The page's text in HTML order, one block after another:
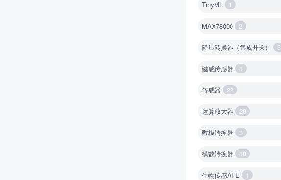
TinyML 1
MAX78000 2
降压转换器（集成开关） 3
磁感传感器 1
传感器 22
运算放大器 20
数模转换器 3
模数转换器 10
生物传感AFE 1